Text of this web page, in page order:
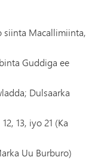
siinta Macallimiinta,
Guddiga ee
Dulsaarka
13, iyo 21 (Ka
Uu Burburo)